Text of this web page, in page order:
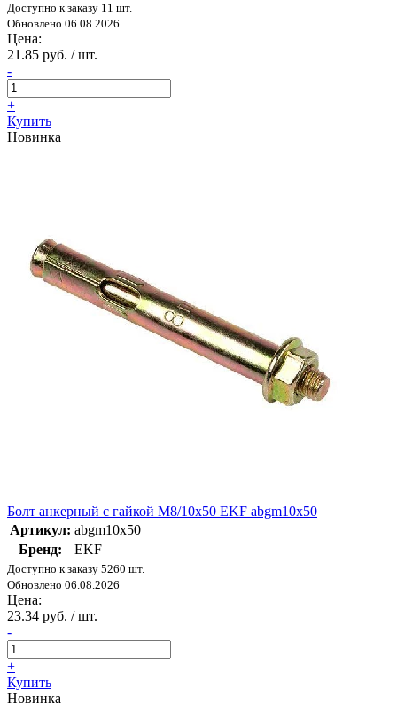
Доступно к заказу 11 шт.
Обновлено 06.08.2026
Цена:
21.85 руб. / шт.
-
+
Купить
Новинка
Болт анкерный с гайкой М8/10х50 EKF abgm10x50
Артикул: abgm10x50
Бренд:
EKF
Доступно к заказу 5260 шт.
Обновлено 06.08.2026
Цена:
23.34 руб. / шт.
-
+
Купить
Новинка